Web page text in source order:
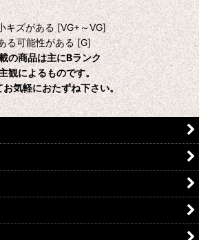
キズがある [VG+～VG]
る可能性がある [G]
の商品は主にBランク
観によるものです。
気軽におたずね下さい。